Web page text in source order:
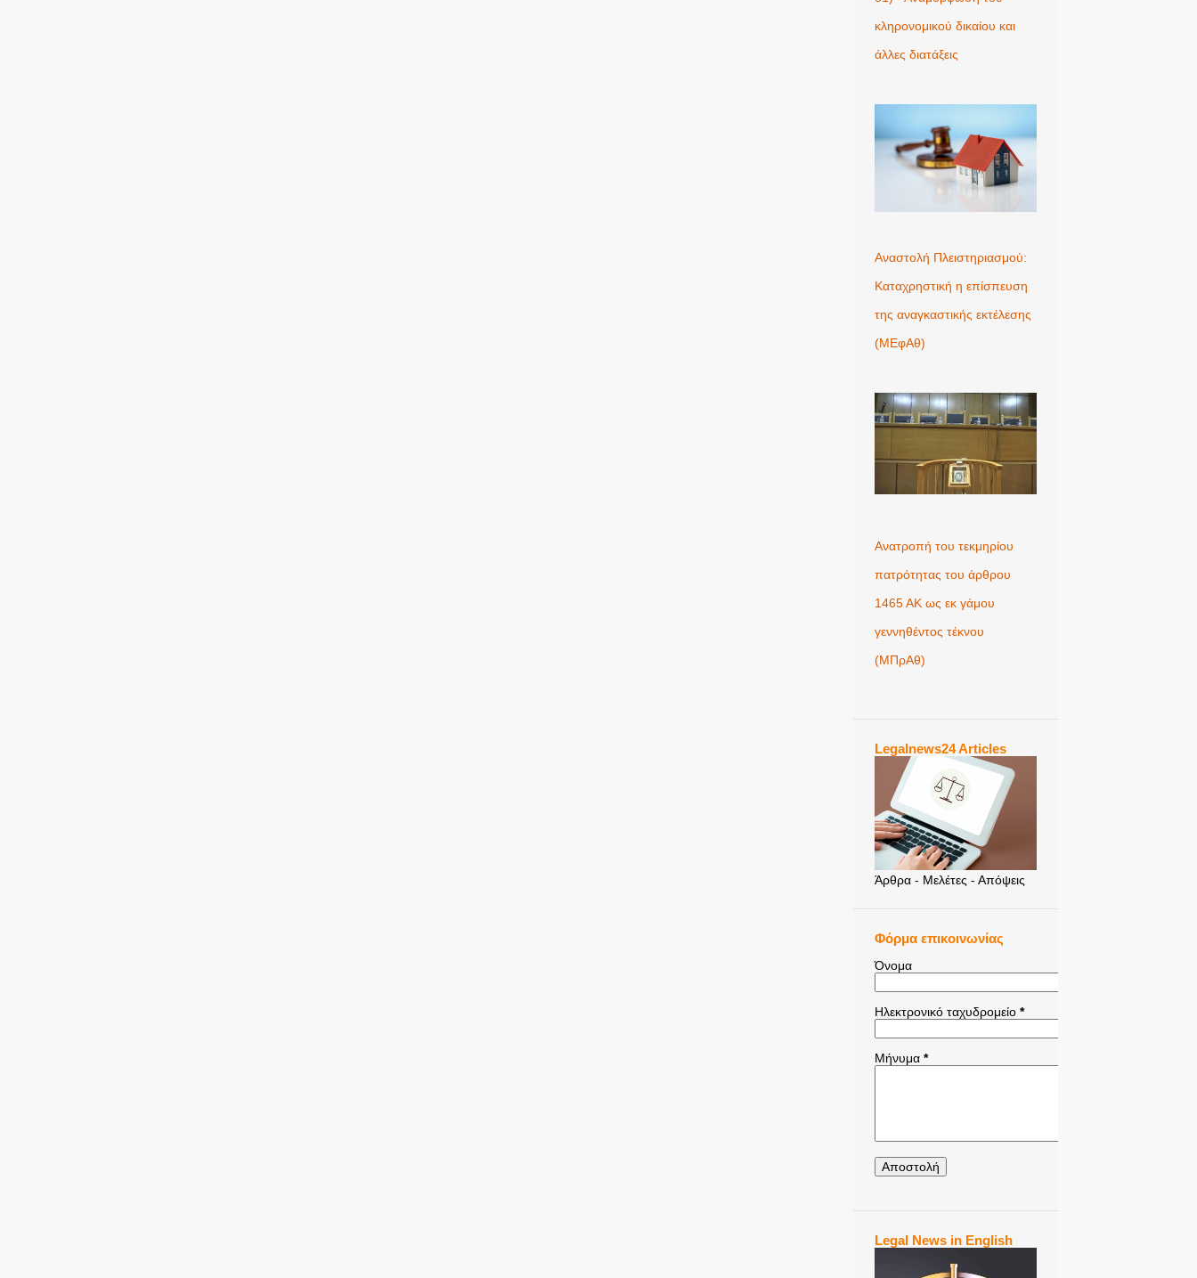
κληρονομικού δικαίου και
άλλες διατάξεις
Αναστολή Πλειστηριασμού:
Καταχρηστική η επίσπευση
της αναγκαστικής εκτέλεσης
(ΜΕφΑθ)
Ανατροπή του τεκμηρίου
πατρότητας του άρθρου
1465 ΑΚ ως εκ γάμου
γεννηθέντος τέκνου
(MΠρΑθ)
Legalnews24 Articles
Άρθρα - Μελέτες - Απόψεις
Φόρμα επικοινωνίας
Όνομα
Ηλεκτρονικό ταχυδρομείο *
Μήνυμα *
Legal News in English